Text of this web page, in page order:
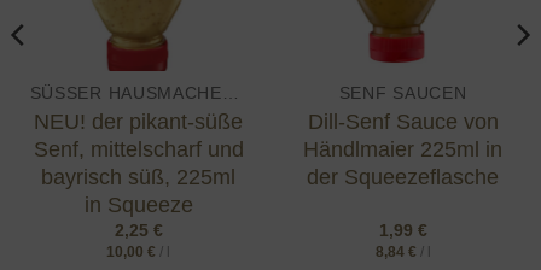
NEU! der pikant-süße
Senf, mittelscharf und
bayrisch süß, 225ml
in Squeeze
2,25 €
10,00 € /
SENF SAUCEN
Dill-Senf Sauce von
Händlmaier 225ml in
der Squeezeflasche
1,99 €
8,84 € /